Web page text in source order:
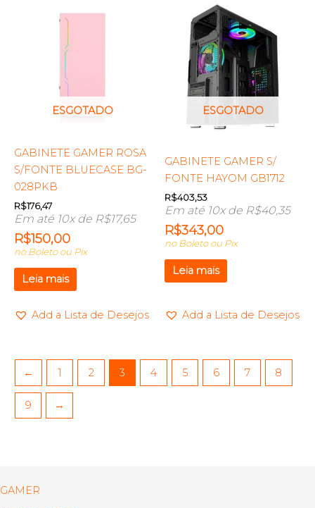
ESGOTADO
GABINETE GAMER ROSA
S/FONTE BLUECASE BG-
028PKB
R$176,47
Em até 10x de R$17,65
R$150,00
no Boleto ou Pix
Leia mais
Add a Lista de Desejos
ESGOTADO
GABINETE GAMER S/
FONTE HAYOM GB1712
R$403,53
Em até 10x de R$40,35
R$343,00
no Boleto ou Pix
Leia mais
Add a Lista de Desejos
← 1 2 3 4 5 6 7 8
9 →
GAMER